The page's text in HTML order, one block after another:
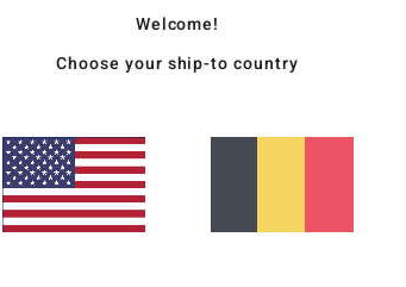
Welcome!
Choose your ship-to country